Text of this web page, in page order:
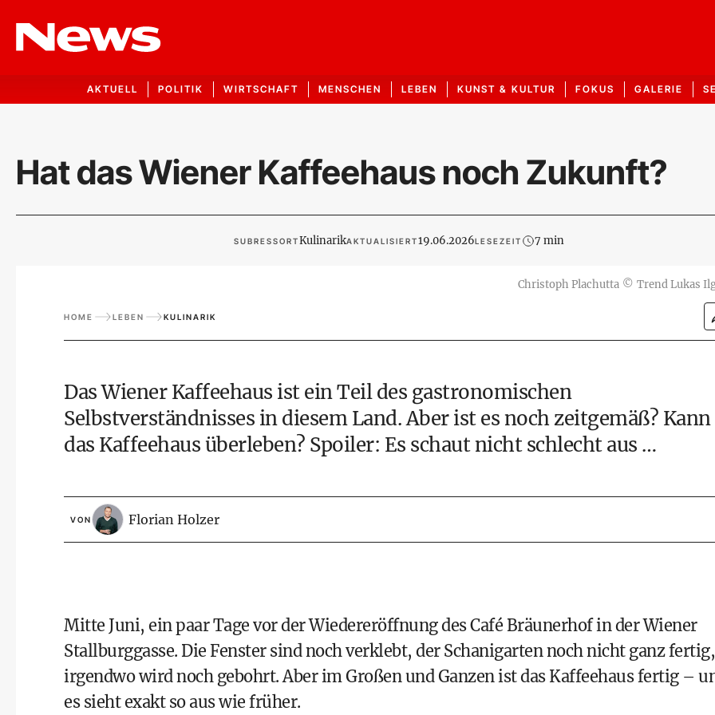
AKTUELL POLITIK WIRTSCHAFT MENSCHEN LEBEN KUNST & KULTUR FOKUS GALERIE
Hat das Wiener Kaffeehaus noch Zukunft?
SUBRESSORTKulinarikAKTUALISIERT19.06.2026LESEZEIT 7 min
Christoph Plachutta © Trend Lukas
HOME LEBEN KULINARIK
Das Wiener Kaffeehaus ist ein Teil des gastronomischen
Selbstverständnisses in diesem Land. Aber ist es noch zeitgemäß? Kann
das Kaffeehaus überleben? Spoiler: Es schaut nicht schlecht aus …
VON Florian Holzer
Mitte Juni, ein paar Tage vor der Wiedereröffnung des Café Bräunerhof in der Wiener
Stallburggasse. Die Fenster sind noch verklebt, der Schanigarten noch nicht ganz fertig,
irgendwo wird noch gebohrt. Aber im Großen und Ganzen ist das Kaffeehaus fertig –
es sieht exakt so aus wie früher.